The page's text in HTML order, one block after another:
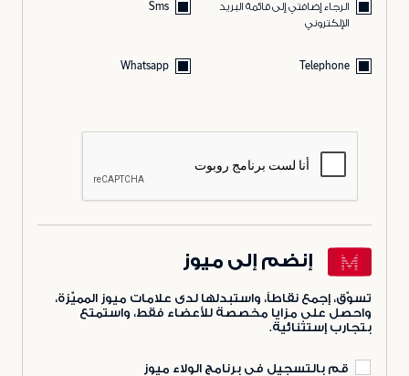
الرجاء إضافتي إلى قائمة البريد
الإلكتروني
Sms
Telephone
Whatsapp
إنضم إلى ميوز
تسوّق، إجمع نقاطاً، واستبدلها لدى علامات ميوز المميّزة،
واحصل على مزايا مخصصة للأعضاء فقط، واستمتع
بتجارب إستثنائية.
قم بالتسجيل في برنامج الولاء ميوز